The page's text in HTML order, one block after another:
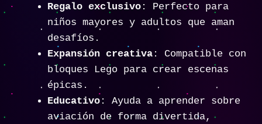
Regalo exclusivo : Perfecto para
niños mayores y adultos que aman
desafíos.
Expansión creativa : Compatible con
bloques Lego para crear escenas
épicas.
Educativo : Ayuda a aprender sobre
aviación de forma divertida,